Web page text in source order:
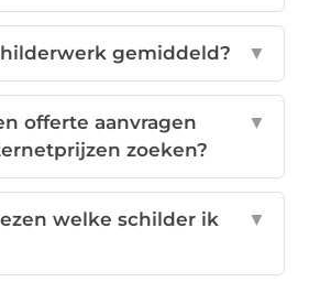
gemiddeld? ▼
offerte aanvragen
zoeken?
▼
welke schilder ik
▼